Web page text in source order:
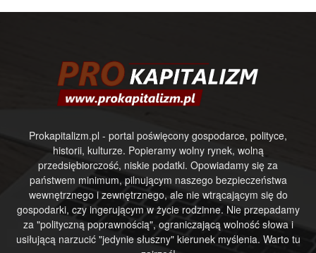
Prokapitalizm.pl - portal poświęcony gospodarce, polityce,
historii, kulturze. Popieramy wolny rynek, wolną
przedsiębiorczość, niskie podatki. Opowiadamy się za
państwem minimum, pilnującym naszego bezpieczeństwa
wewnętrznego i zewnętrznego, ale nie wtrącającym się do
gospodarki, czy ingerującym w życie rodzinne. Nie przepadamy
za "polityczną poprawnością", ograniczającą wolność słowa i
usiłującą narzucić "jedynie słuszny" kierunek myślenia. Warto tu